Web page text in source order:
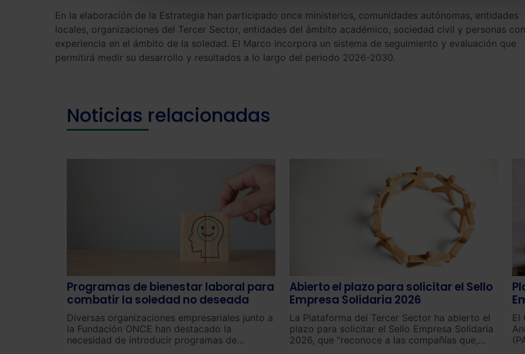
En la elaboración de la Estrategia han participado once ministerios, comunidades autónomas, entidades
locales, organizaciones del Tercer Sector, entidades del ámbito académico, sociedad civil y personas con
experiencia en el ámbito de la soledad. El Marco incorpora un sistema de seguimiento y evaluación que
permitirá medir su desarrollo y resultados a lo largo del periodo 2026-2030.
Noticias relacionadas
Programas de bienestar laboral para
combatir la soledad no deseada
Diversas organizaciones empresariales junto a
la Fundación ONCE han destacado la
necesidad de introducir programas de
Abierto el plazo para solicitar el Sello
Empresa Solidaria 2026
La Plataforma del Tercer Sector ha abierto el
plazo para solicitar el Sello Empresa Solidaria
2026, que “reconoce a las compañías que,
El